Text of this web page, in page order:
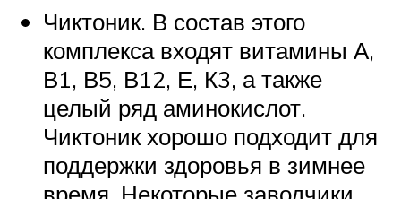
Чиктоник. В состав этого
комплекса входят витамины А,
В1, В5, В12, Е, К3, а также
целый ряд аминокислот.
Чиктоник хорошо подходит для
поддержки здоровья в зимнее